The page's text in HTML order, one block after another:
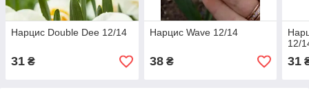
Нарцис Double Dee 12/14
31 ₴
Нарцис Wave 12/14
38₴
12/
31